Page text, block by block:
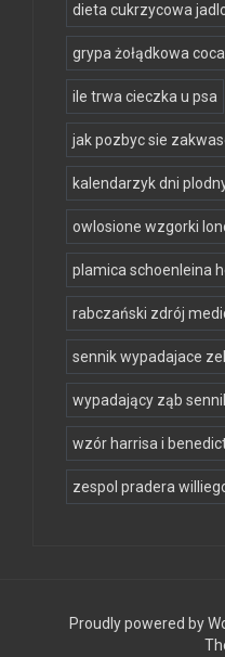
dieta cukrzycowa
grypa żołądkowa
ile trwa cieczka u psa
jak pozbyc sie
kalendarzyk dni
owlosione wzgorki
plamica schoenleina
rabczański zdrój
sennik wypadajace
wypadający ząb
wzór harrisa i
zespol pradera
Proudly powered by